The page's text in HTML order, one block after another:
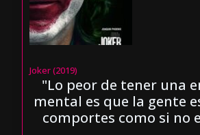
Joker (2019)
"Lo peor de tener una
mental es que la gente
comportes como si no